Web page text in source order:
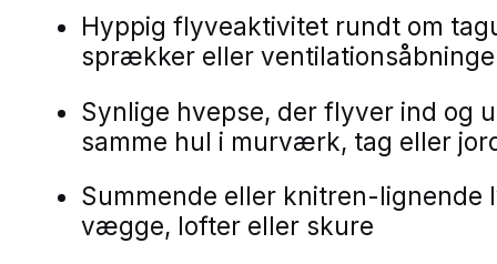
Hyppig flyveaktivitet rundt om
sprækker eller
Synlige hvepse, der flyver ind og
samme hul i murværk, tag eller
Summende eller knitren-lignende
vægge, lofter eller skure